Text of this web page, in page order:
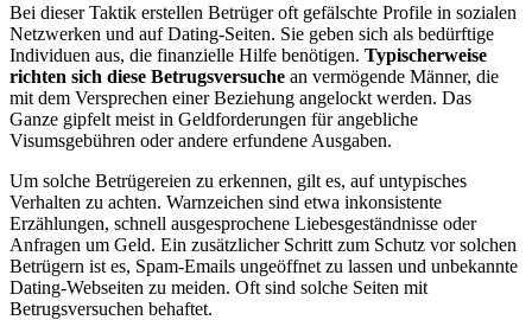
Bei dieser Taktik erstellen Betrüger oft gefälschte Profile in sozialen
Netzwerken und auf Dating-Seiten. Sie geben sich als bedürftige
Individuen aus, die finanzielle Hilfe benötigen. Typischerweise
richten sich diese Betrugsversuche an vermögende Männer, die
mit dem Versprechen einer Beziehung angelockt werden. Das
Ganze gipfelt meist in Geldforderungen für angebliche
Visumsgebühren oder andere erfundene Ausgaben.
Um solche Betrügereien zu erkennen, gilt es, auf untypisches
Verhalten zu achten. Warnzeichen sind etwa inkonsistente
Erzählungen, schnell ausgesprochene Liebesgeständnisse oder
Anfragen um Geld. Ein zusätzlicher Schritt zum Schutz vor solchen
Betrügern ist es, Spam-Emails ungeöffnet zu lassen und unbekannte
Dating-Webseiten zu meiden. Oft sind solche Seiten mit
Betrugsversuchen behaftet.